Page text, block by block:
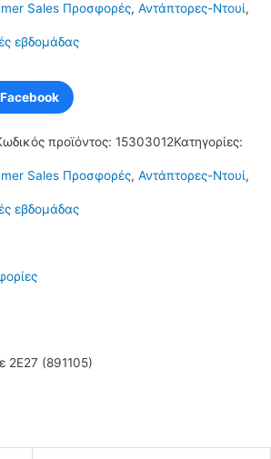
Sales Προσφορές, Αντάπτορες-Ντουί,
εβδομάδας
προϊόντος: 15303012Κατηγορίες:
Sales Προσφορές, Αντάπτορες-Ντουί,
εβδομάδας
2E27 (891105)